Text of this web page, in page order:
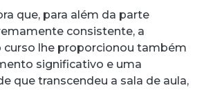
que, para além da parte
consistente, a
curso lhe proporcionou também
significativo e uma
que transcendeu a sala de aula,